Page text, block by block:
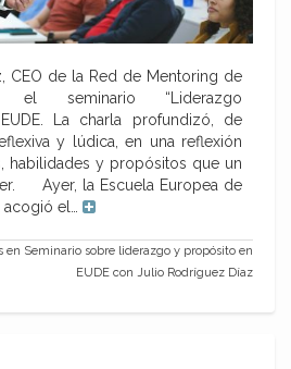
CEO de la Red de Mentoring de
el seminario “Liderazgo
La charla profundizó, de
y lúdica, en una reflexión
habilidades y propósitos que un
Ayer, la Escuela Europea de
el…
en Seminario sobre liderazgo y propósito en
EUDE con Julio Rodríguez Díaz